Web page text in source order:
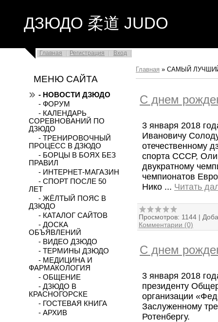
ДЗЮДО 柔道 JUDO
Главная Регистрация Вход
МЕНЮ САЙТА
- НОВОСТИ ДЗЮДО
- ФОРУМ
- КАЛЕНДАРЬ
СОРЕВНОВАНИЙ ПО
ДЗЮДО
- ТРЕНИРОВОЧНЫЙ
ПРОЦЕСС В ДЗЮДО
- БОРЦЫ В БОЯХ БЕЗ
ПРАВИЛ
- ИНТЕРНЕТ-МАГАЗИН
- СПОРТ ПОСЛЕ 50
ЛЕТ
- ЖЁЛТЫЙ ПОЯС В
ДЗЮДО
- КАТАЛОГ САЙТОВ
- ДОСКА
ОБЪЯВЛЕНИЙ
- ВИДЕО ДЗЮДО
- ТЕРМИНЫ ДЗЮДО
- МЕДИЦИНА И
ФАРМАКОЛОГИЯ
- ОБЩЕНИЕ
- ДЗЮДО В
КРАСНОГОРСКЕ
- ГОСТЕВАЯ КНИГА
- АРХИВ
Главная » САМЫЙ
С днем
3 января 2018
Ивановичу
отечественному
спорта СССР,
двукратному
чемпионатов
Нико ... Читать
Просмотров: 1144 |
Комментарии (0)
С днем
3 января 2018
президенту
организации
Заслуженному
Ротенбергу.